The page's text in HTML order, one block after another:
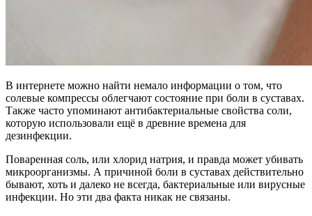
В интернете можно найти немало информации о том, что
солевые компрессы облегчают состояние при боли в суставах.
Также часто упоминают антибактериальные свойства соли,
которую использовали ещё в древние времена для
дезинфекции.
Поваренная соль, или хлорид натрия, и правда может убивать
микроорганизмы. А причиной боли в суставах действительно
бывают, хоть и далеко не всегда, бактериальные или вирусные
инфекции. Но эти два факта никак не связаны.